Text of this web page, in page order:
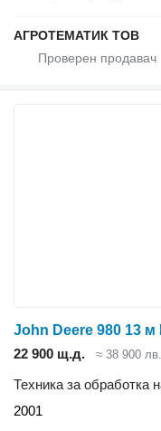
АГРОТЕМАТИК ТОВ
22 900 щ.д. ≈ 38 900 лв.
Техника за обработка
2001